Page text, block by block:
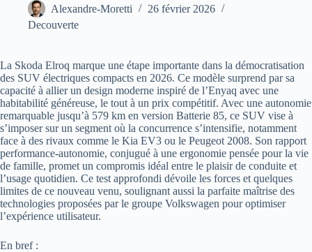
Alexandre-Moretti
26 février 2026
Decouverte
La Skoda Elroq marque une étape importante dans la démocratisation
des SUV électriques compacts en 2026. Ce modèle surprend par sa
capacité à allier un design moderne inspiré de l’Enyaq avec une
habitabilité généreuse, le tout à un prix compétitif. Avec une autonomie
remarquable jusqu’à 579 km en version Batterie 85, ce SUV vise à
s’imposer sur un segment où la concurrence s’intensifie, notamment
face à des rivaux comme le Kia EV3 ou le Peugeot 2008. Son rapport
performance-autonomie, conjugué à une ergonomie pensée pour la vie
de famille, promet un compromis idéal entre le plaisir de conduite et
l’usage quotidien. Ce test approfondi dévoile les forces et quelques
limites de ce nouveau venu, soulignant aussi la parfaite maîtrise des
technologies proposées par le groupe Volkswagen pour optimiser
l’expérience utilisateur.
En bref :